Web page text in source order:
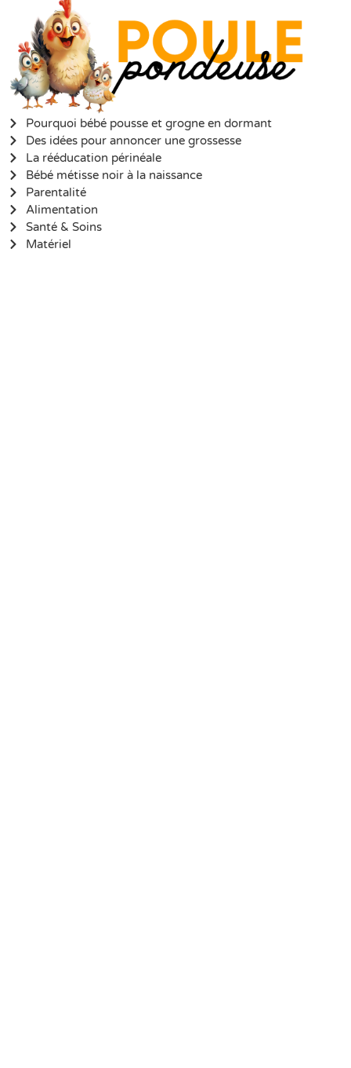
Pourquoi bébé pousse et grogne en dormant
Des idées pour annoncer une grossesse
La rééducation périnéale
Bébé métisse noir à la naissance
Parentalité
Alimentation
Santé & Soins
Matériel